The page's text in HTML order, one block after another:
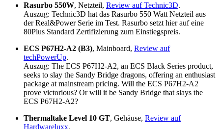
Rasurbo 550W, Netzteil, Review auf Technic3D.
Auszug: Technic3D hat das Rasurbo 550 Watt Netzteil aus
der Real&Power Serie im Test. Rasurbo setzt hier auf eine
80Plus Standard Zertifizierung zum Einstiegspreis.
ECS P67H2-A2 (B3), Mainboard, Review auf
techPowerUp.
Auszug: The ECS P67H2-A2, an ECS Black Series product,
seeks to slay the Sandy Bridge dragons, offering an enthusiast
package at mainstream pricing. Will the ECS P67H2-A2
prove victorious? Or will it be Sandy Bridge that slays the
ECS P67H2-A2?
Thermaltake Level 10 GT, Gehäuse, Review auf
Hardwareluxx.